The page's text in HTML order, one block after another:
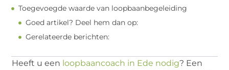
Toegevoegde waarde van loopbaanbegeleiding
Goed artikel? Deel hem dan op:
Gerelateerde berichten:
Heeft u een loopbaancoach in Ede nodig? Een